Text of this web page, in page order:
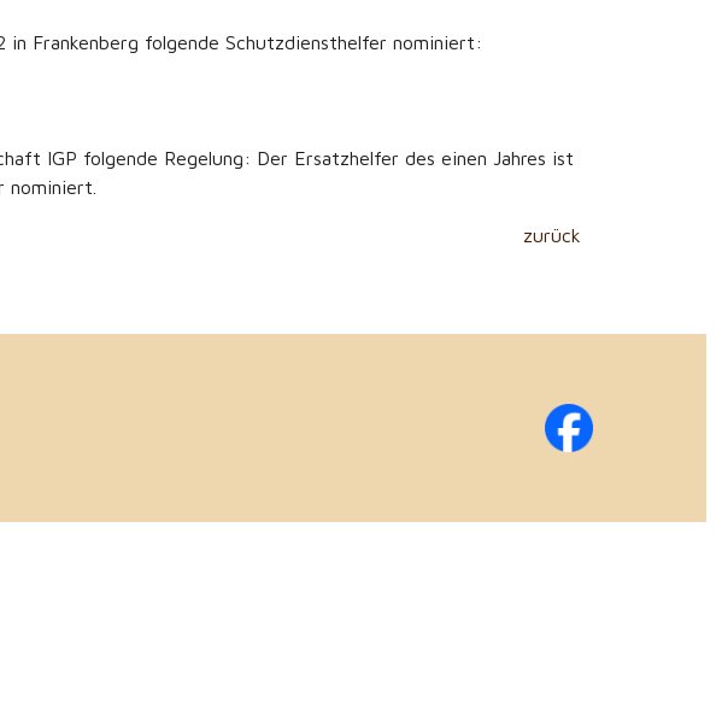
zurück
Frankenberg folgende Schutzdiensthelfer nominiert:
IGP folgende Regelung: Der Ersatzhelfer des einen Jahres ist
nominiert.